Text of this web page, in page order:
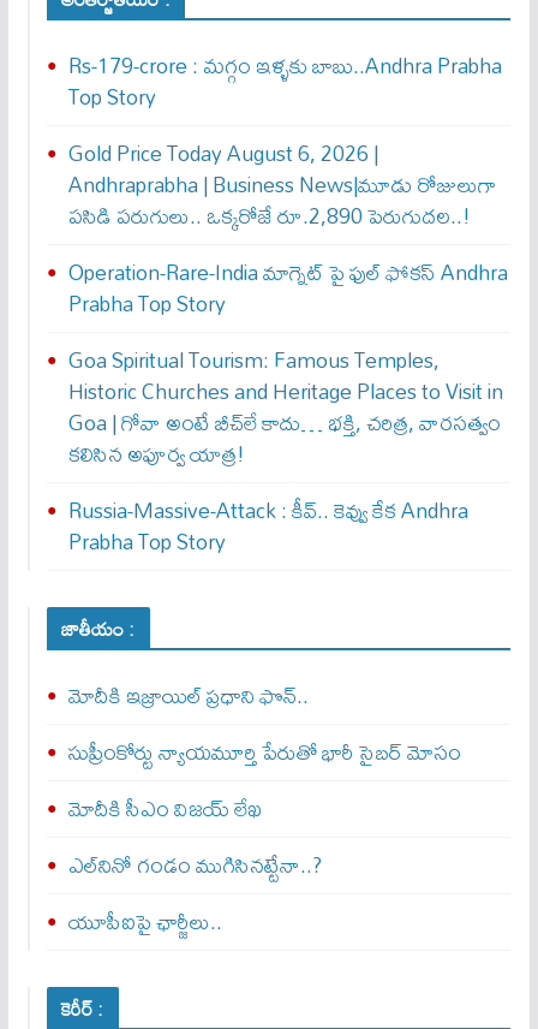
Rs-179-crore : మ‌గ్గం ఇళ్ళ‌కు బాబు..Andhra Prabha
Top Story
Gold Price Today August 6, 2026 |
Andhraprabha | Business News|మూడు రోజులుగా
పసిడి పరుగులు.. ఒక్కరోజే రూ.2,890 పెరుగుద‌ల‌..!
Operation-Rare-India మాగ్నెట్ పై ఫుల్ ఫోక‌స్ Andhra
Prabha Top Story
Goa Spiritual Tourism: Famous Temples,
Historic Churches and Heritage Places to Visit in
Goa | గోవా అంటే బీచ్‌లే కాదు… భక్తి, చరిత్ర, వారసత్వం
కలిసిన అపూర్వ యాత్ర!
Russia-Massive-Attack : కీవ్‌.. కెవ్వు కేక‌ Andhra
Prabha Top Story
జాతీయం :
మోదీకి ఇజ్రాయిల్ ప్ర‌ధాని ఫొన్..
సుప్రీంకోర్టు న్యాయమూర్తి పేరుతో భారీ సైబర్ మోసం
మోదీకి సీఎం విజయ్ లేఖ
ఎల్‌నినో గండం ముగిసినట్టేనా..?
యూపీఐపై ఛార్జీలు..
కెరీర్ :